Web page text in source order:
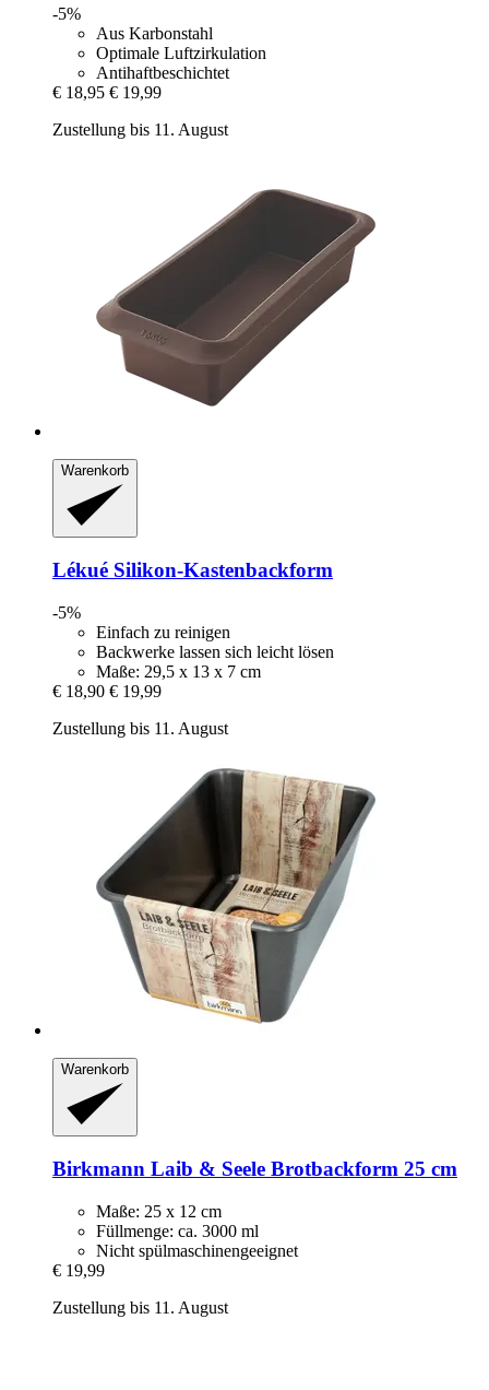
-5%
Aus Karbonstahl
Optimale Luftzirkulation
Antihaftbeschichtet
€ 18,95 € 19,99
Zustellung bis 11. August
Warenkorb
Lékué Silikon-​Kastenbackform
-5%
Einfach zu reinigen
Backwerke lassen sich leicht lösen
Maße: 29,5 x 13 x 7 cm
€ 18,90 € 19,99
Zustellung bis 11. August
Warenkorb
Birkmann Laib & Seele Brotbackform 25 cm
Maße: 25 x 12 cm
Füllmenge: ca. 3000 ml
Nicht spülmaschinengeeignet
€ 19,99
Zustellung bis 11. August